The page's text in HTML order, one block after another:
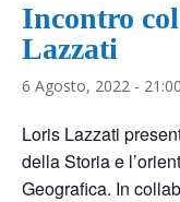
Incontro
Lazzati
6 Agosto, 2022 - 21:00
Loris Lazzati
della Storia e
Geografica. In